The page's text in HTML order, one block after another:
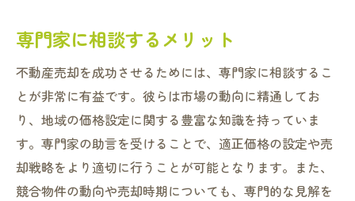
専門家に相談するメリット
不動産売却を成功させるためには、専門家に相談するこ
とが非常に有益です。彼らは市場の動向に精通してお
り、地域の価格設定に関する豊富な知識を持っていま
す。専門家の助言を受けることで、適正価格の設定や売
却戦略をより適切に行うことが可能となります。また、
競合物件の動向や売却時期についても、専門的な見解を